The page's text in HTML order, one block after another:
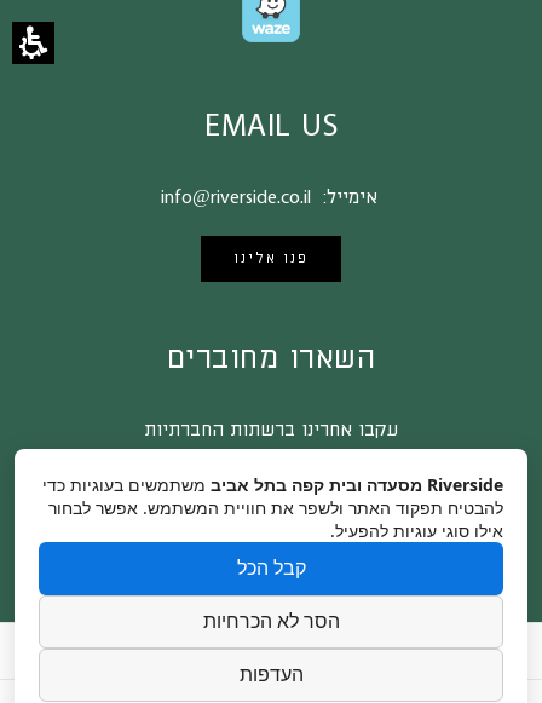
EMAIL US
אימייל:
פנו אלינו
השארו מחוברים
עקבו אחרינו ברשתות החברתיות
צור קשר קרדיטים לצלמים הצהרת נגישות
Riverside מסעדה ובית קפה בתל אביב
משתמשים בעוגיות כדי
להבטיח תפקוד האתר ולשפר את חוויית המשתמש. אפשר לבחור
אילו סוגי עוגיות להפעיל.
קבל הכל
הסר לא הכרחיות
העדפות